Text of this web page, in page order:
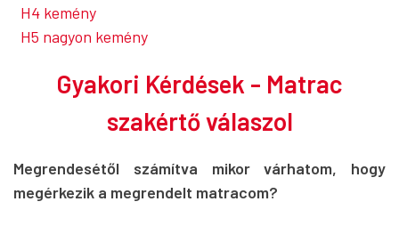
H4 kemény
H5 nagyon kemény
Gyakori Kérdések - Matrac
szakértő válaszol
Megrendesétől számítva mikor várhatom, hogy
megérkezik a megrendelt matracom?